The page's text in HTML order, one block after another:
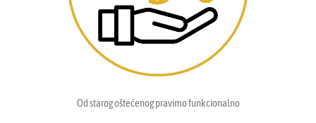
Od starog oštećenog pravimo funkcionalno